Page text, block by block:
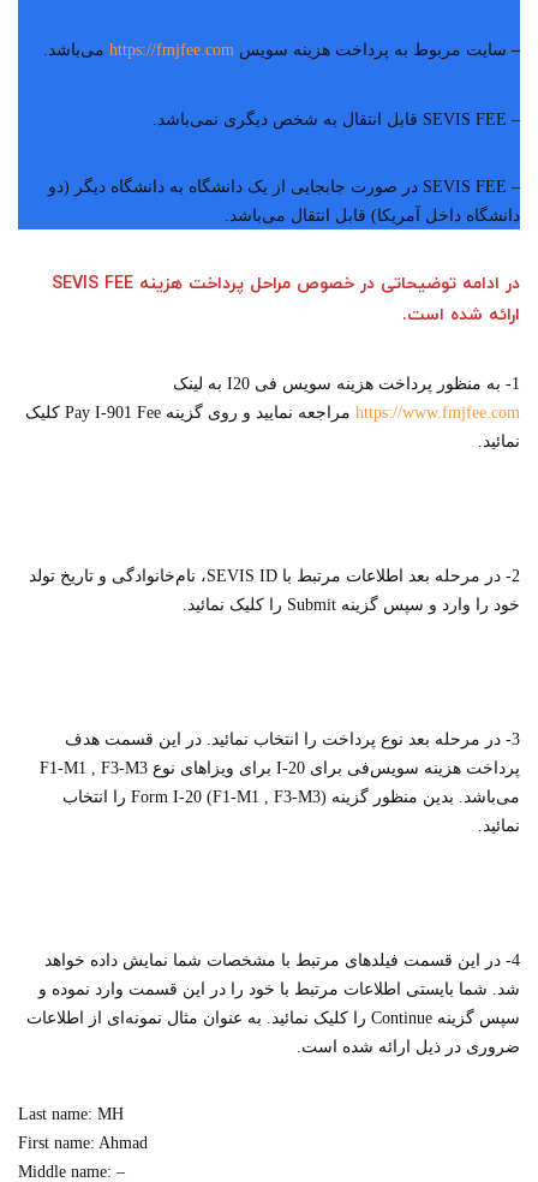
– سایت مربوط به پرداخت هزینه سویس https://fmjfee.com می‌باشد.
– SEVIS FEE قابل انتقال به شخص دیگری نمی‌باشد.
– SEVIS FEE در صورت جابجایی از یک دانشگاه به دانشگاه دیگر (دو
دانشگاه داخل آمریکا) قابل انتقال می‌باشد.
در ادامه توضیحاتی در خصوص مراحل پرداخت هزینه SEVIS FEE
ارائه شده است.
1- به منظور پرداخت هزینه سویس فی I20 به لینک
https://www.fmjfee.com
مراجعه نمایید و روی گزینه Pay I-901 Fee کلیک
نمائید.
2- در مرحله بعد اطلاعات مرتبط با SEVIS ID، نام‌خانوادگی و تاریخ تولد
خود را وارد و سپس گزینه Submit را کلیک نمائید.
3- در مرحله بعد نوع پرداخت را انتخاب نمائید. در این قسمت هدف
پرداخت هزینه سویس‌فی برای I-20 برای ویزاهای نوع F1-M1 , F3-M3
می‌باشد. بدین منظور گزینه Form I-20 (F1-M1 , F3-M3) را انتخاب
نمائید.
4- در این قسمت فیلدهای مرتبط با مشخصات شما نمایش داده خواهد
شد. شما بایستی اطلاعات مرتبط با خود را در این قسمت وارد نموده و
سپس گزینه Continue را کلیک نمائید. به عنوان مثال نمونه‌ای از اطلاعات
ضروری در ذیل ارائه شده است.
Last name: MH
First name: Ahmad
Middle name: –